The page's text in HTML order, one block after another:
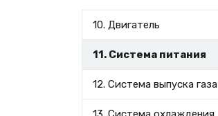
10. Двигатель
11. Система питания
12. Система выпуска газа